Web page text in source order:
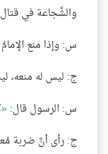
والشَّجاعة في قتال
س: وإذا منع
ج: ليس له منعه،
س: الرسول قال:
ج: رأى أنَّ ضربة